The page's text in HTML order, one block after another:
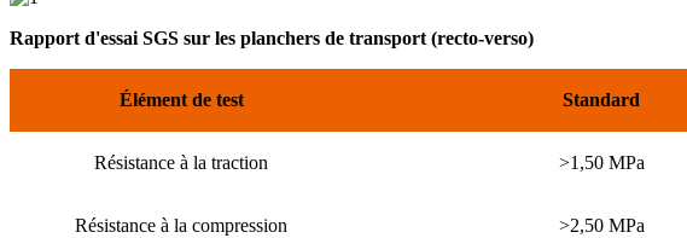
Rapport d'essai SGS sur les planchers de transport (recto-verso)
Élément de test Standard
Résistance à la traction >1,50 MPa
Résistance à la compression >2,50 MPa